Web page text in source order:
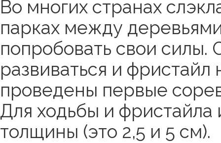
Во многих странах
парках между
попробовать свои силы.
развиваться и
проведены первые
Для ходьбы и фристайла
толщины (это 2,5 и 5 см).